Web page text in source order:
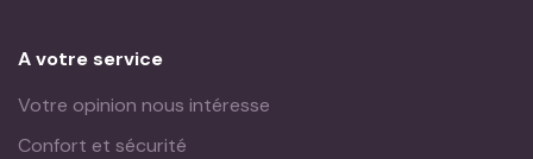
A votre service
Votre opinion nous intéresse
Confort et sécurité